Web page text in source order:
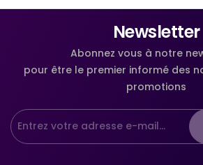
Newsletter
Abonnez vous à notre
pour être le premier informé des
promotions